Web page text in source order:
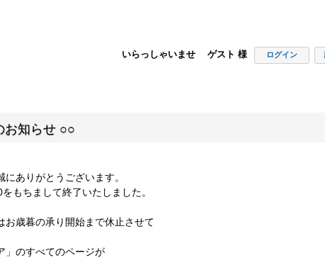
いらっしゃいませ ゲスト 様 ログイン
お知らせ ○○
ありがとうございます。
もちまして終了いたしました。
お歳暮の承り開始まで休止させて
」のすべてのページが